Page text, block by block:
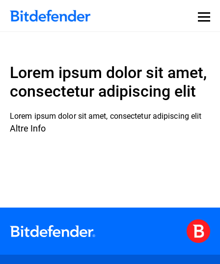
Lorem ipsum dolor sit amet,
consectetur adipiscing elit
Lorem ipsum dolor sit amet, consectetur adipiscing elit
Altre Info